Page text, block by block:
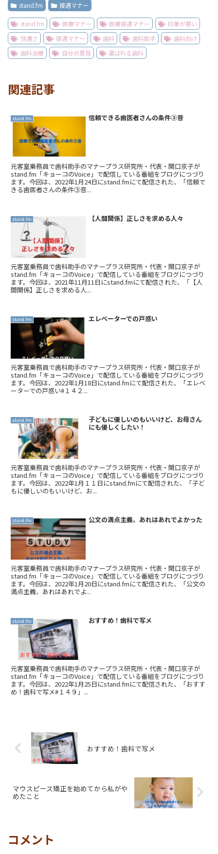
stand.fm 接遇マナー
stand.fm 医療マナー 医療接遇マナー
印象が悪い
快適さ
接遇マナー 歯科 歯科助手
歯科向け
歯科治療
自分の意見 選ばれる歯科
関連記事
stand.fm 信頼できる歯医者さんの条件③音
元客室乗務員で歯科助手のマナープラス研究所・代表・関口京子が
stand.fm「キョーコのVoice」で配信している番組をブログにつづり
ます。今回は、2022年1月24日にstand.fmにて配信された、「信頼で
きる歯医者さんの条件③音...
stand.fm 【人間関係】正しさを求める人々
元客室乗務員で歯科助手のマナープラス研究所・代表・関口京子が
stand.fm「キョーコのVoice」で配信している番組をブログにつづり
ます。今回は、2021年11月11日にstand.fmにて配信された、「【人
間関係】正しさを求める人...
stand.fm エレベーターでの戸惑い
元客室乗務員で歯科助手のマナープラス研究所・代表・関口京子が
stand.fm「キョーコのVoice」で配信している番組をブログにつづり
ます。今回は、2022年1月18日にstand.fmにて配信された、「エレベ
ーターでの戸惑い#１４２...
stand.fm
子どもに優しいのもいいけど、お母さん
にも優しくしたい！
元客室乗務員で歯科助手のマナープラス研究所・代表・関口京子が
stand.fm「キョーコのVoice」で配信している番組をブログにつづり
ます。今回は、2022年1月１１日にstand.fmにて配信された、「子ど
もに優しいのもいいけど、お...
stand.fm 公文の満点主義、あれはあれでよかった
元客室乗務員で歯科助手のマナープラス研究所・代表・関口京子が
stand.fm「キョーコのVoice」で配信している番組をブログにつづり
ます。今回は、2022年1月20日にstand.fmにて配信された、「公文の
満点主義、あれはあれでよ...
stand.fm おすすめ！歯科で写メ
元客室乗務員で歯科助手のマナープラス研究所・代表・関口京子が
stand.fm「キョーコのVoice」で配信している番組をブログにつづり
ます。今回は、2022年1月25日にstand.fmにて配信された、「おすす
め！歯科で写メ#１４９」...
おすすめ！歯科で写メ
マウスピース矯正を始めてから私がや
めたこと
コメント